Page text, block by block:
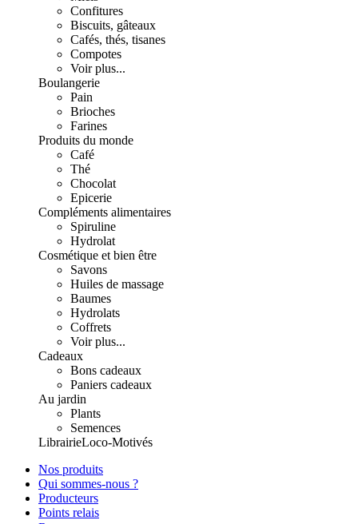
Confitures
Biscuits, gâteaux
Cafés, thés, tisanes
Compotes
Voir plus...
Boulangerie
Pain
Brioches
Farines
Produits du monde
Café
Thé
Chocolat
Epicerie
Compléments alimentaires
Spiruline
Hydrolat
Cosmétique et bien être
Savons
Huiles de massage
Baumes
Hydrolats
Coffrets
Voir plus...
Cadeaux
Bons cadeaux
Paniers cadeaux
Au jardin
Plants
Semences
LibrairieLoco-Motivés
Nos produits
Qui sommes-nous ?
Producteurs
Points relais